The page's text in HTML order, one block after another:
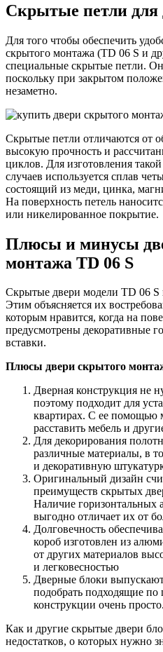
Скрытые петли для
Для того чтобы обеспечить
скрытого монтажа (TD 06 S и
специальные скрытые петли.
поскольку при закрытом
незаметно.
Скрытые петли отличаются от
высокую прочность и
циклов. Для изготовления
случаев используется сплав
состоящий из меди, цинка,
На поверхность петель
или никелированное покрытие.
Плюсы и минусы
монтажа TD 06 S
Скрытые двери модели TD 06
Этим объясняется их
которым нравится, когда на
предусмотрены декоративные
вставки.
Плюсы двери скрытого
Дверная конструкция не
поэтому подходит для
квартирах. С ее помощью
расставить мебель и
Для декорирования
различные материалы, в
и декоративную
Оригинальный дизайн
преимуществ скрытых
Наличие горизонтальных
выгодно отличает их от
Долговечность
короб изготовлен из
от других материалов
и легковесностью
Дверные блоки
подобрать подходящие по
конструкции очень просто.
Как и другие скрытые двери
недостатков, о которых нужно